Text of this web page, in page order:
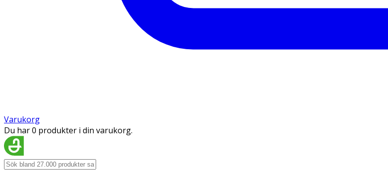
Varukorg
Du har 0 produkter i din varukorg.